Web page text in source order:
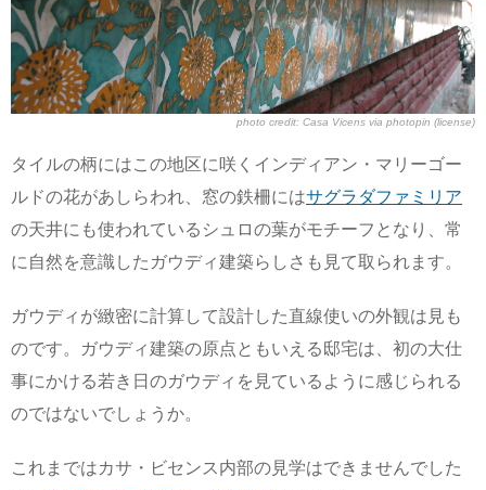
photo credit: Casa Vicens via photopin (license)
タイルの柄にはこの地区に咲くインディアン・マリーゴー
ルドの花があしらわれ、窓の鉄柵にはサグラダファミリア
の天井にも使われているシュロの葉がモチーフとなり、常
に自然を意識したガウディ建築らしさも見て取られます。
ガウディが緻密に計算して設計した直線使いの外観は見も
のです。ガウディ建築の原点ともいえる邸宅は、初の大仕
事にかける若き日のガウディを見ているように感じられる
のではないでしょうか。
これまではカサ・ビセンス内部の見学はできませんでした